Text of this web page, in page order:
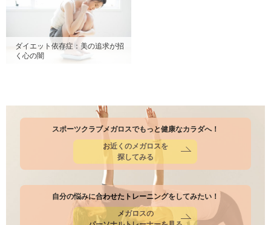
ダイエット依存症：美の追求が招
く心の闇
スポーツクラブメガロスでもっと健康なカラダへ！
お近くのメガロスを
探してみる
自分の悩みに合わせたトレーニングをしてみたい！
メガロスの